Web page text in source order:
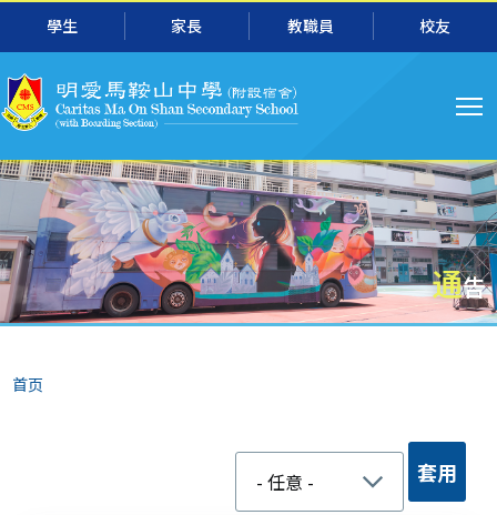
跳转到主要内容
學生 家長 教職員 校友
主
航
通告
面
包
首页